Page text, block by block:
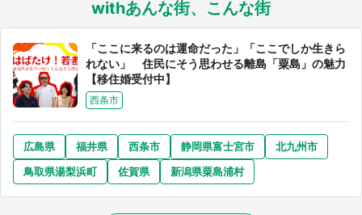
withあんな街、こんな街
「ここに来るのは運命だった」「ここでしか生きら
れない」 住民にそう思わせる離島「粟島」の魅力
【移住婚受付中】
西条市
広島県 福井県 西条市 静岡県富士宮市
北九州市
鳥取県湯梨浜町
佐賀県 新潟県粟島浦村